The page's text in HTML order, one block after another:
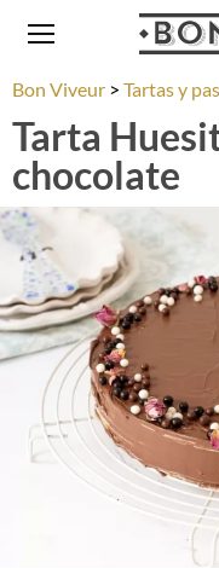
Bon Viveur Tartas y
Tarta
chocolate